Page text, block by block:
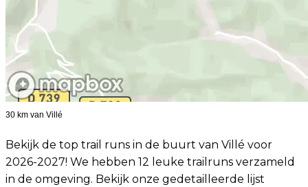
30 km van Villé
Bekijk de top trail runs in de buurt van Villé voor
2026-2027! We hebben 12 leuke trailruns verzameld
in de omgeving. Bekijk onze gedetailleerde lijst